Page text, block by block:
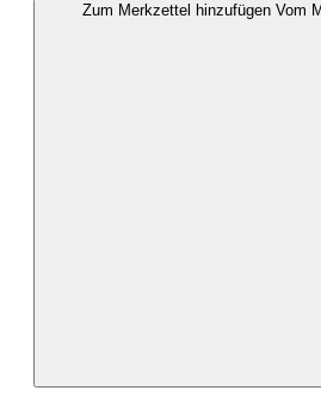
Zum Merkzettel hinzufügen Vom